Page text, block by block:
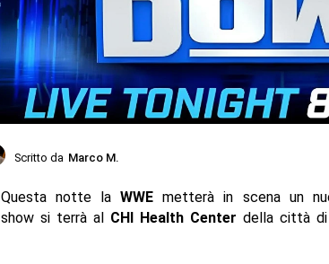
Scritto da Marco M.
Questa notte laWWE metterà in scena un
show si terrà al CHI Health Center della città di